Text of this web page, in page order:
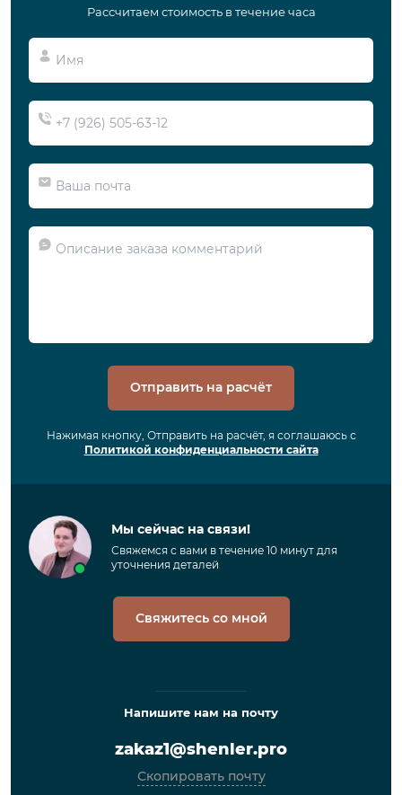
Рассчитаем стоимость в течение часа
Отправить на расчёт
Нажимая кнопку, Отправить на расчёт, я соглашаюсь с
Политикой конфиденциальности сайта
Мы сейчас на связи!
Свяжемся с вами в течение 10 минут для
уточнения деталей
Свяжитесь со мной
Напишите нам на почту
zakaz1@shenler.pro
Скопировать почту